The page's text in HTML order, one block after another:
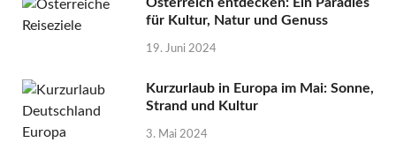
für Kultur, Natur und Genuss
19. Juni 2024
Kurzurlaub in Europa im Mai: Sonne,
Strand und Kultur
3. Mai 2024